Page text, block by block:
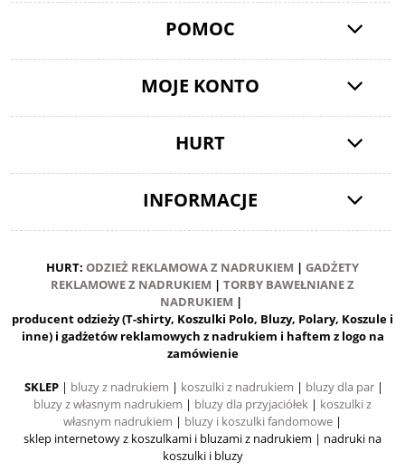
POMOC
MOJE KONTO
HURT
INFORMACJE
HURT: ODZIEŻ REKLAMOWA Z NADRUKIEM | GADŻETY
REKLAMOWE Z NADRUKIEM | TORBY BAWEŁNIANE Z
NADRUKIEM |
producent odzieży (T-shirty, Koszulki Polo, Bluzy, Polary, Koszule i
inne) i gadżetów reklamowych z nadrukiem i haftem z logo na
zamówienie
SKLEP | bluzy z nadrukiem | koszulki z nadrukiem | bluzy dla par |
bluzy z własnym nadrukiem | bluzy dla przyjaciółek | koszulki z
własnym nadrukiem | bluzy i koszulki fandomowe |
sklep internetowy z koszulkami i bluzami z nadrukiem | nadruki na
koszulki i bluzy